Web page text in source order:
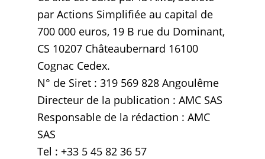
par Actions Simplifiée au capital de
700 000 euros, 19 B rue du Dominant,
CS 10207 Châteaubernard 16100
Cognac Cedex.
N° de Siret : 319 569 828 Angoulême
Directeur de la publication : AMC SAS
Responsable de la rédaction : AMC
SAS
Tel : +33 5 45 82 36 57